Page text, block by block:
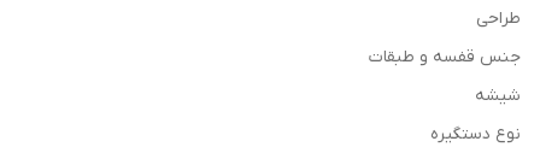
طراحی
جنس قفسه و طبقات
شیشه
نوع دستگیره